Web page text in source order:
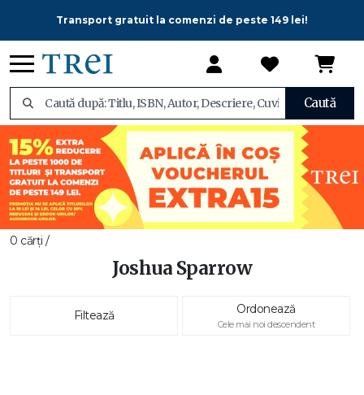
Transport gratuit la comenzi de peste 149 lei!
Caută
0 cărți /
Joshua Sparrow
Filtează Ordonează
Cele mai noi descendent